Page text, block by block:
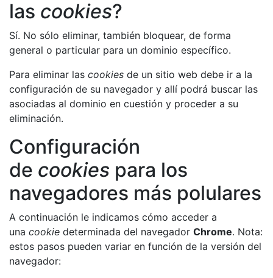
las cookies?
Sí. No sólo eliminar, también bloquear, de forma
general o particular para un dominio específico.
Para eliminar las cookies de un sitio web debe ir a la
configuración de su navegador y allí podrá buscar las
asociadas al dominio en cuestión y proceder a su
eliminación.
Configuración
de cookies para los
navegadores más polulares
A continuación le indicamos cómo acceder a
una cookie determinada del navegador Chrome. Nota:
estos pasos pueden variar en función de la versión del
navegador: